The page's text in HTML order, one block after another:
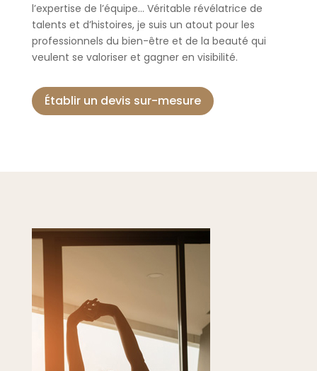
l’expertise de l’équipe… Véritable révélatrice de
talents et d’histoires, je suis un atout pour les
professionnels du bien-être et de la beauté qui
veulent se valoriser et gagner en visibilité.
Établir un devis sur-mesure